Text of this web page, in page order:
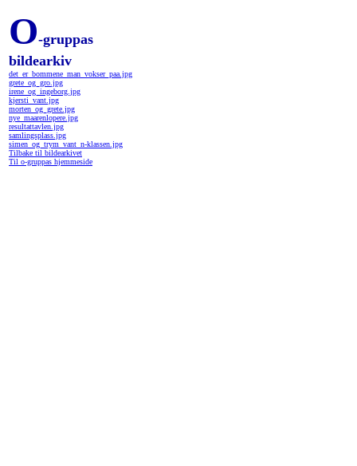
O-gruppas
bildearkiv
det_er_bommene_man_vokser_paa.jpg
grete_og_gro.jpg
irene_og_ingeborg.jpg
kjersti_vant.jpg
morten_og_grete.jpg
nye_maarenlopere.jpg
resultattavlen.jpg
samlingsplass.jpg
simen_og_trym_vant_n-klassen.jpg
Tilbake til bildearkivet
Til o-gruppas hjemmeside